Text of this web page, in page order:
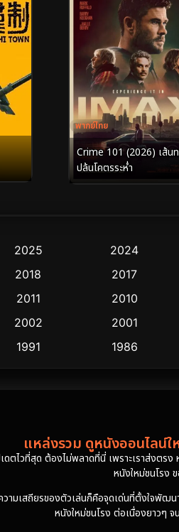
พากย์ไทย
Crime 101 (2026) เส้น
ปล้นโคตรระห่ำ
2025 2024
2018 2017
2011 2010
2002 2001
1991 1986
แหล่งรวม ดูหนังออนไลน์ใ
ไวที่สุด ต้องไม่พลาดที่นี่ เพราะเราส่งตร
หนังใหม่ชนโรง
ามเสถียรของตัวเล่นก็คือจุดเด่นที่ตั้งใจพัฒ
หนังใหม่ชนโรง ต่อเนื่องยาวๆ